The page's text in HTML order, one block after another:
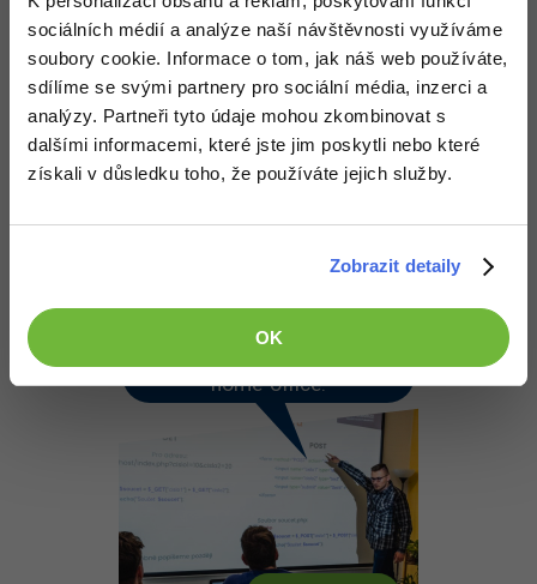
sociálních médií a analýze naší návštěvnosti využíváme
soubory cookie. Informace o tom, jak náš web používáte,
sdílíme se svými partnery pro sociální média, inzerci a
analýzy. Partneři tyto údaje mohou zkombinovat s
dalšími informacemi, které jste jim poskytli nebo které
získali v důsledku toho, že používáte jejich služby.
Zobrazit detaily
OK
KlimiCZ: 1.6.2013 16:03
v jake je to jazyce ? C# ?
Odpovědět
Odpovídá na KlimiCZ
Je to v GML
Naučíme tě pracovat na
home-office.